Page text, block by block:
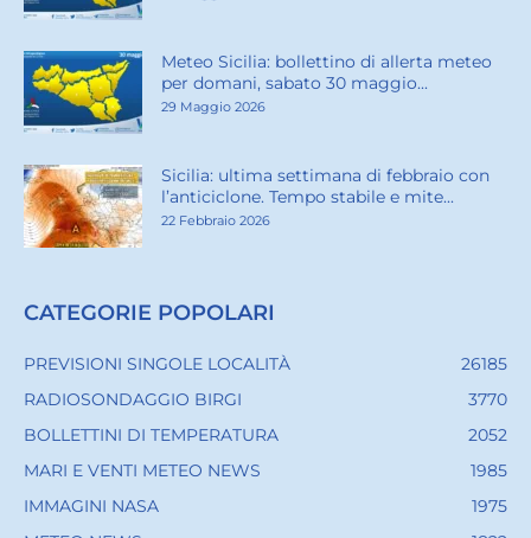
Meteo Sicilia: bollettino di allerta meteo
per domani, sabato 30 maggio...
29 Maggio 2026
Sicilia: ultima settimana di febbraio con
l’anticiclone. Tempo stabile e mite...
22 Febbraio 2026
CATEGORIE POPOLARI
PREVISIONI SINGOLE LOCALITÀ
26185
RADIOSONDAGGIO BIRGI
3770
BOLLETTINI DI TEMPERATURA
2052
MARI E VENTI METEO NEWS
1985
IMMAGINI NASA
1975